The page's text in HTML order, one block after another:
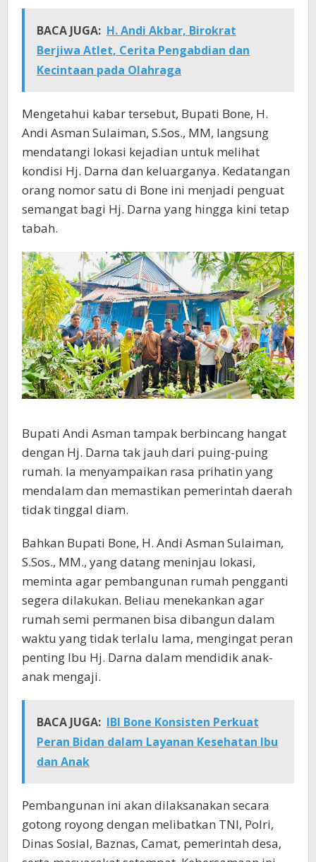
BACA JUGA: H. Andi Akbar, Birokrat
Berjiwa Atlet, Cerita Pengabdian dan
Kecintaan pada Olahraga
Mengetahui kabar tersebut, Bupati Bone, H.
Andi Asman Sulaiman, S.Sos., MM, langsung
mendatangi lokasi kejadian untuk melihat
kondisi Hj. Darna dan keluarganya. Kedatangan
orang nomor satu di Bone ini menjadi penguat
semangat bagi Hj. Darna yang hingga kini tetap
tabah.
Bupati Andi Asman tampak berbincang hangat
dengan Hj. Darna tak jauh dari puing-puing
rumah. Ia menyampaikan rasa prihatin yang
mendalam dan memastikan pemerintah daerah
tidak tinggal diam.
Bahkan Bupati Bone, H. Andi Asman Sulaiman,
S.Sos., MM., yang datang meninjau lokasi,
meminta agar pembangunan rumah pengganti
segera dilakukan. Beliau menekankan agar
rumah semi permanen bisa dibangun dalam
waktu yang tidak terlalu lama, mengingat peran
penting Ibu Hj. Darna dalam mendidik anak-
anak mengaji.
BACA JUGA: IBI Bone Konsisten Perkuat
Peran Bidan dalam Layanan Kesehatan Ibu
dan Anak
Pembangunan ini akan dilaksanakan secara
gotong royong dengan melibatkan TNI, Polri,
Dinas Sosial, Baznas, Camat, pemerintah desa,